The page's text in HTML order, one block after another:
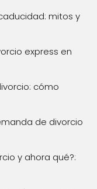
mitos y
express en
cómo
de divorcio
y ahora qué?: